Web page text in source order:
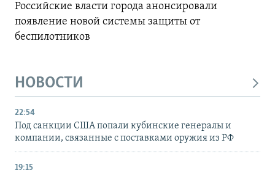
Российские власти города анонсировали
появление новой системы защиты от
беспилотников
НОВОСТИ
22:54
Под санкции США попали кубинские генералы и
компании, связанные с поставками оружия из РФ
19:15